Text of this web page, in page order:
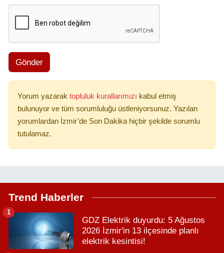
Gönder
Yorum yazarak topluluk kurallarımızı kabul etmiş
bulunuyor ve tüm sorumluluğu üstleniyorsunuz. Yazılan
yorumlardan İzmir’de Son Dakika hiçbir şekilde sorumlu
tutulamaz.
Trend Haberler
GDZ Elektrik duyurdu: 5 Ağustos
2026 İzmir'in 13 ilçesinde planlı
elektrik kesintisi!
1